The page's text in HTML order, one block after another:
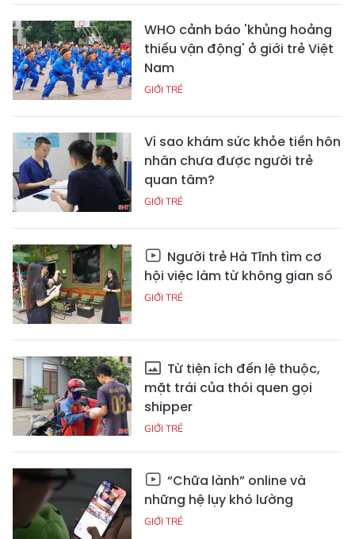
WHO cảnh báo 'khủng hoảng
thiếu vận động' ở giới trẻ Việt
Nam
GIỚI TRẺ
Vì sao khám sức khỏe tiền hôn
nhân chưa được người trẻ
quan tâm?
GIỚI TRẺ
Người trẻ Hà Tĩnh tìm cơ
hội việc làm từ không gian số
GIỚI TRẺ
Từ tiện ích đến lệ thuộc,
mặt trái của thói quen gọi
shipper
GIỚI TRẺ
“Chữa lành” online và
những hệ lụy khó lường
GIỚI TRẺ